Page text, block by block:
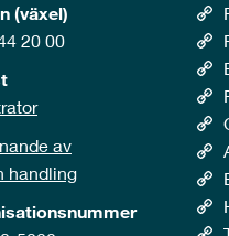
(växel)
20 00
av
handling